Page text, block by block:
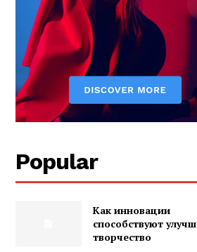
Popular
Как инновации
способствуют
творчество